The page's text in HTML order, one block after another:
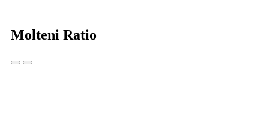
Molteni Ratio